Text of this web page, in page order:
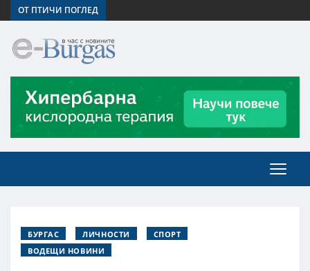
ОТ ПТИЧИ ПОГЛЕД
БУРГАС ЛИЧНОСТИ
СПОРТ
ВОДЕЩИ НОВИНИ